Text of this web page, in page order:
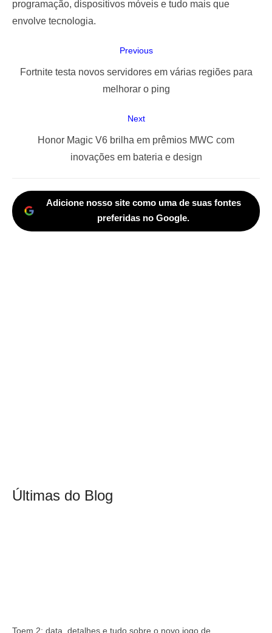
programação, dispositivos móveis e tudo mais que
envolve tecnologia.
de
Previous
Previous
Fortnite testa novos servidores em várias regiões para
melhorar o ping
Next
Honor Magic V6 brilha em prêmios MWC com
inovações em bateria e design
Adicione nosso site como uma de suas fontes
preferidas no Google.
Últimas do Blog
Toem 2: data, detalhes e tudo sobre o novo jogo de